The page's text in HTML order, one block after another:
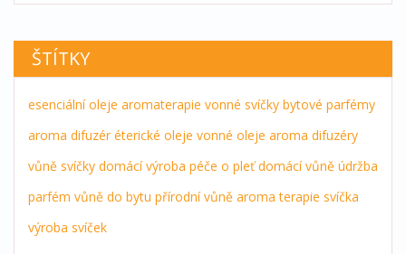
ŠTÍTKY
esenciální oleje aromaterapie vonné svíčky bytové parfémy
aroma difuzér éterické oleje vonné oleje aroma difuzéry
vůně svíčky domácí výroba péče o pleť domácí vůně údržba
parfém vůně do bytu přírodní vůně aroma terapie svíčka
výroba svíček